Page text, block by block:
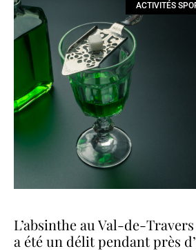
ACTIVITÉS
L’absinthe au Val-de-
a été un délit pendant près